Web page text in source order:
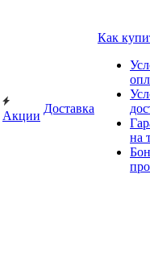
Акции
Доставка
Как
на